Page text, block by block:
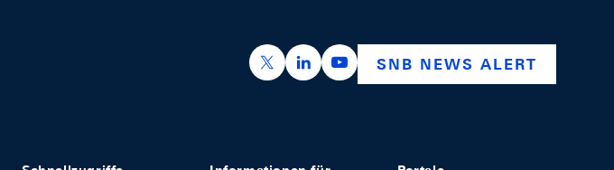
https://x.com/snb_bns
https://ch.linkedin.com/company/swiss-
https://www.youtube.com/
SNB NEWS ALERT